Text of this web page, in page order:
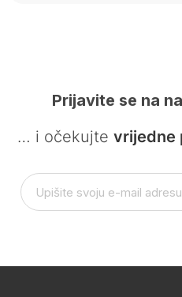
Prijavite se na
… i očekujte vrijedne